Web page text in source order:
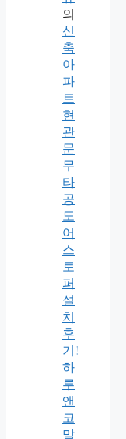
의
신
축
아
파
트
현
관
문
무
타
공
도
어
스
토
퍼
설
치
후
기!
하
루
앤
코
말